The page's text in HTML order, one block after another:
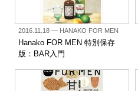
2016.11.18— HANAKO FOR MEN
Hanako FOR MEN 特別保存
版：BAR入門